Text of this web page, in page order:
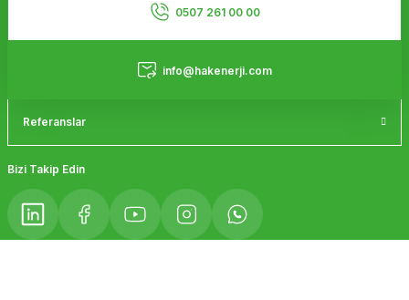
0507 261 00 00
info@hakenerji.com
Referanslar
Bizi Takip Edin